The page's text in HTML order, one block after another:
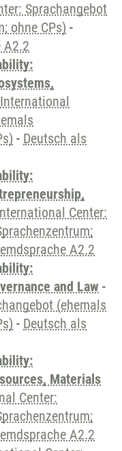
Sprachangebot
ohne CPs) -
A2.2
International
- Deutsch als
Center:
A2.2
and Law -
(ehemals
- Deutsch als
Materials
Center:
A2.2